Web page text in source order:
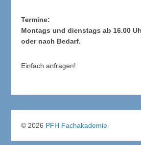
Termine:
Montags und dienstags ab 16.00
oder nach Bedarf.
Einfach anfragen!
© 2026 PFH Fachakademie